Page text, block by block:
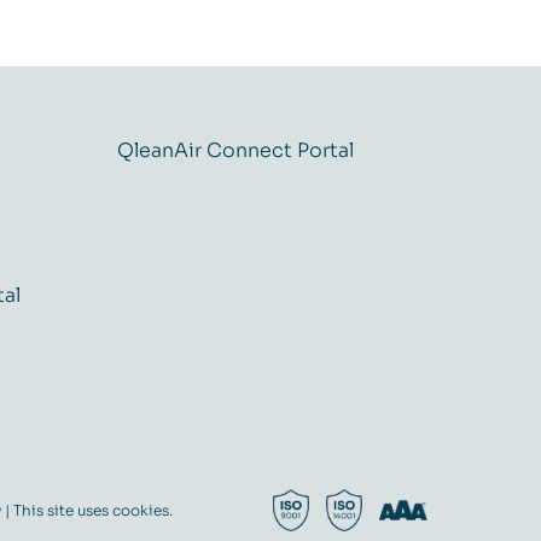
QleanAir Connect Portal
| This site uses cookies.